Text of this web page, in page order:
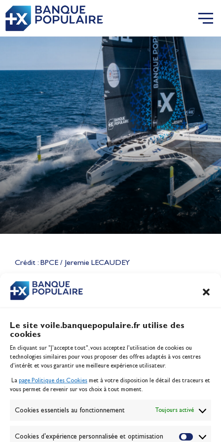
Le site voile.banquepopulaire.fr utilise des
cookies
En cliquant sur "J'accepte tout", vous acceptez l’utilisation de cookies ou
technologies similaires pour vous proposer des offres adaptés à vos centres
d’intérêt et vous garantir une meilleure expérience utilisateur.
La page Politique des Cookies met à votre disposition le détail des traceurs et
vous permet de revenir sur vos choix à tout moment.
Cookies essentiels au fonctionnement Toujours activé
Cookies d'expérience personnalisée et optimisation
Crédit : BPCE / Jeremie LECAUDEY
CONTENU
Lauriane Nolot en or à Long
Jeux Olympiques 2028
Inscription serveur média
Contact
Politique des cookies
Banque de la voile
Passion Voile TV